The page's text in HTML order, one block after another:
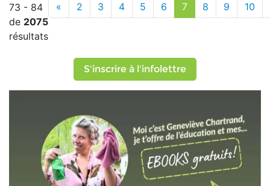
73 - 84
de 2075
résultats
« 2 3 4 5 6 7 8 9 10
S'inscrire à l'infolettre